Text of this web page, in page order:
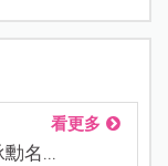
看更多
名...